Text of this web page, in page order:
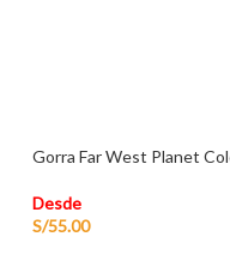
Gorra Far West Planet
Desde
S/55.00